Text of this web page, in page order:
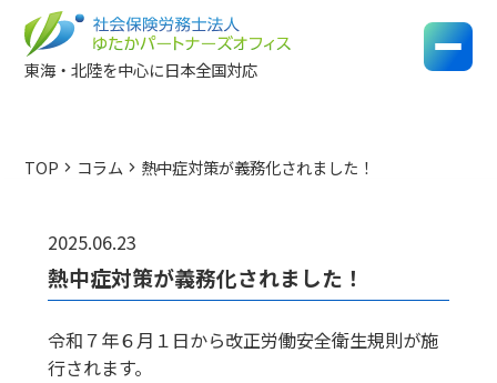
東海・北陸を中心に日本全国対応
TOP chevron_right コラム chevron_right 熱中症対策が義務化されました！
2025.06.23
熱中症対策が義務化されました！
令和７年６月１日から改正労働安全衛生規則が施
行されます。